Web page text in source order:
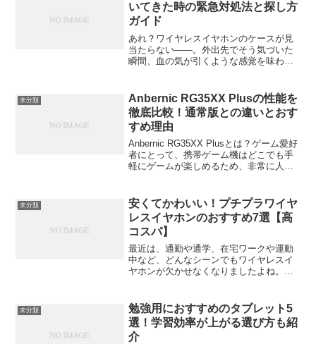
いてきた時の緊急対処法と探し方
ガイド
あれ？ワイヤレスイヤホンのケースが見
当たらない——。外出先でそう気づいた
瞬間、血の気が引くような感覚を味わっ
電も保管もできません。しかも、ほとん
どのモデルではケースがペ...
未分類
Anbernic RG35XX Plusの性能を
徹底比較！通常版との違いとおす
すめ理由
Anbernic RG35XX Plusとは？ゲーム愛好
者にとって、携帯ゲーム機はどこでも手
軽にゲームが楽しめるため、非常に人気
さと豊富なエミュレ...
未分類
安くてかわいい！プチプラワイヤ
レスイヤホンのおすすめ7選【高
コスパ】
最近は、通勤や通学、在宅ワークや運動
中など、どんなシーンでもワイヤレスイ
ヤホンが欠かせなくなりましたよね。で
いいデザインがいい」──そんな人にぴっ
たりなのが“プチプラワ...
未分類
勉強用におすすめのタブレット5
選！学習効率が上がる選び方も紹
介